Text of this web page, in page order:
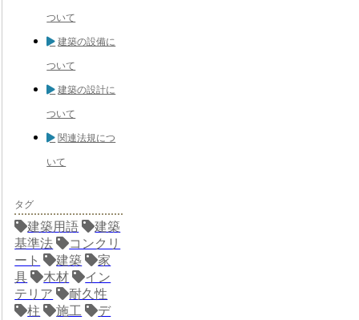
ついて
建築の設備に
ついて
建築の設計に
ついて
関連法規につ
いて
タグ
建築用語
建築
基準法
コンクリ
ート
建築
家
具
木材
イン
テリア
耐久性
柱
施工
デ